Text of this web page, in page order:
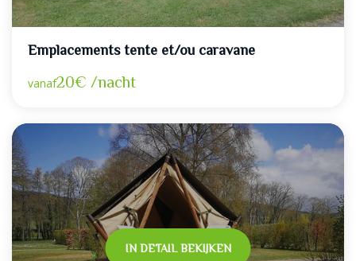
Emplacements tente et/ou caravane
vanaf20€ /nacht
IN DETAIL BEKIJKEN